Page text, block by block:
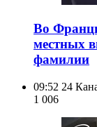
Во
местных
фамилии
09:52 24
1 006